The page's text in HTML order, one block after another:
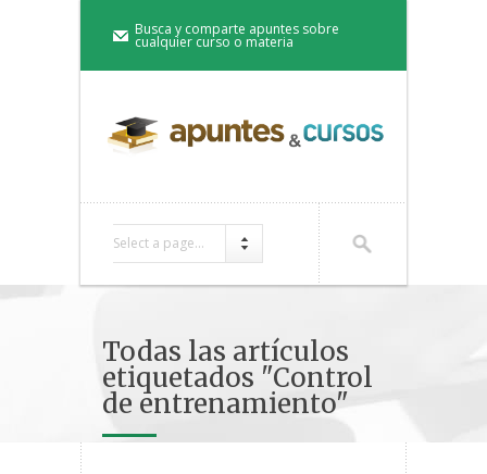
Busca y comparte apuntes sobre
cualquier curso o materia
Select a page...
Todas las artículos
etiquetados "Control
de entrenamiento"